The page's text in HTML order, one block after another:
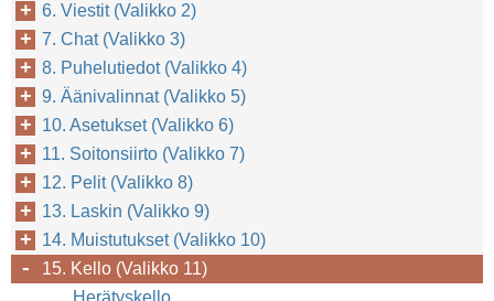
6. Viestit (Valikko 2)
7. Chat (Valikko 3)
8. Puhelutiedot (Valikko 4)
9. Äänivalinnat (Valikko 5)
10. Asetukset (Valikko 6)
11. Soitonsiirto (Valikko 7)
12. Pelit (Valikko 8)
13. Laskin (Valikko 9)
14. Muistutukset (Valikko 10)
15. Kello (Valikko 11)
Herätyskello